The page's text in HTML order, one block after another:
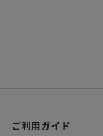
ご利用ガイド